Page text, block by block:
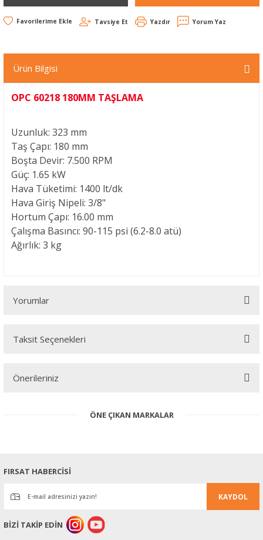
Tavsiye Et Yazdır Yorum Yaz
Ürün Bilgisi
OPC 60218 180MM TAŞLAMA
Uzunluk: 323 mm
Taş Çapı: 180 mm
Boşta Devir: 7.500 RPM
Güç: 1.65 kW
Hava Tüketimi: 1400 lt/dk
Hava Giriş Nipeli: 3/8"
Hortum Çapı: 16.00 mm
Çalışma Basıncı: 90-115 psi (6.2-8.0 atü)
Ağırlık: 3 kg
Yorumlar
Taksit Seçenekleri
Önerileriniz
konularda yetersiz gördüğünüz noktaları öneri formunu kullanarak
Ürün resmi kalitesiz, bozuk veya görüntülenemiyor.
Ürün bilgilerinde hatalar bulunuyor.
Ürün fiyatı diğer sitelerden daha pahalı.
Bu ürüne benzer farklı alternatifler olmalı.
ÖNE ÇIKAN MARKALAR
FIRSAT HABERCİSİ
KAYDOL
BİZİ TAKİP EDİN